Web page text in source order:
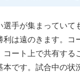
選手が集まっていて
利は遠のきます。コ
ート上で共有する
本です。試合中の状